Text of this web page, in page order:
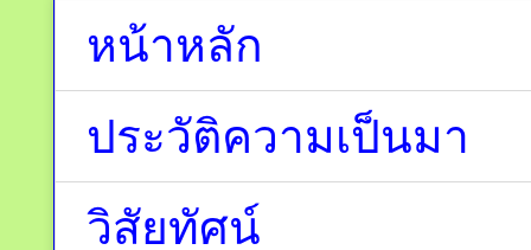
หน้าหลัก
ประวัติความเป็นมา
วิสัยทัศน์